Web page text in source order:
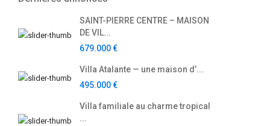
SAINT-PIERRE CENTRE – MAISON
DE VIL...
679.000 €
Villa Atalante — une maison d’...
495.000 €
Villa familiale au charme tropical
...